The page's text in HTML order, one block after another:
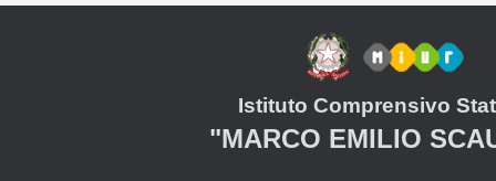
Istituto Comprensivo
"MARCO EMILIO